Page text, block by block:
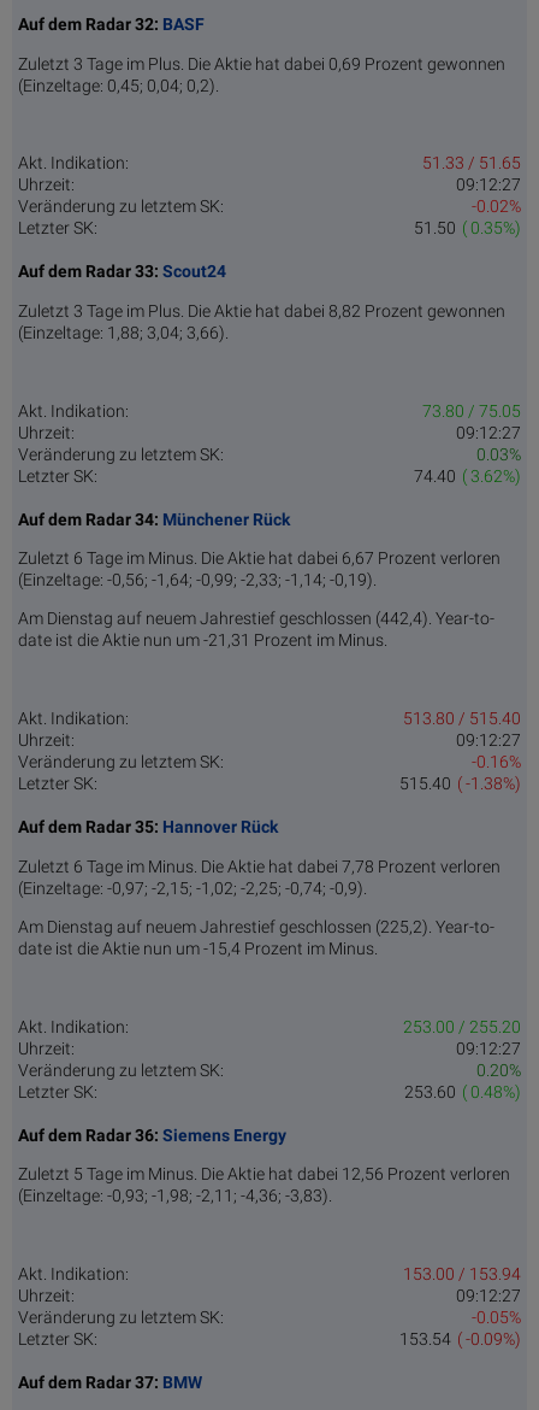
Auf dem Radar 32: BASF
Zuletzt 3 Tage im Plus. Die Aktie hat dabei 0,69 Prozent gewonnen
(Einzeltage: 0,45; 0,04; 0,2).
Akt. Indikation:
51.33 / 51.65
Uhrzeit:
09:12:27
Veränderung zu letztem SK:
-0.02%
Letzter SK:
( 0.35%)
51.50
Auf dem Radar 33: Scout24
Zuletzt 3 Tage im Plus. Die Aktie hat dabei 8,82 Prozent gewonnen
(Einzeltage: 1,88; 3,04; 3,66).
Akt. Indikation:
73.80 / 75.05
Uhrzeit:
09:12:27
Veränderung zu letztem SK:
0.03%
Letzter SK:
( 3.62%)
74.40
Auf dem Radar 34: Münchener Rück
Zuletzt 6 Tage im Minus. Die Aktie hat dabei 6,67 Prozent verloren
(Einzeltage: -0,56; -1,64; -0,99; -2,33; -1,14; -0,19).
Am Dienstag auf neuem Jahrestief geschlossen (442,4). Year-to-
date ist die Aktie nun um -21,31 Prozent im Minus.
Akt. Indikation:
513.80 / 515.40
Uhrzeit:
09:12:27
Veränderung zu letztem SK:
-0.16%
Letzter SK:
( -1.38%)
515.40
Auf dem Radar 35: Hannover Rück
Zuletzt 6 Tage im Minus. Die Aktie hat dabei 7,78 Prozent verloren
(Einzeltage: -0,97; -2,15; -1,02; -2,25; -0,74; -0,9).
Am Dienstag auf neuem Jahrestief geschlossen (225,2). Year-to-
date ist die Aktie nun um -15,4 Prozent im Minus.
Akt. Indikation:
253.00 / 255.20
Uhrzeit:
09:12:27
Veränderung zu letztem SK:
0.20%
Letzter SK:
( 0.48%)
253.60
Auf dem Radar 36: Siemens Energy
Zuletzt 5 Tage im Minus. Die Aktie hat dabei 12,56 Prozent verloren
(Einzeltage: -0,93; -1,98; -2,11; -4,36; -3,83).
Akt. Indikation:
153.00 / 153.94
Uhrzeit:
09:12:27
Veränderung zu letztem SK:
-0.05%
Letzter SK:
( -0.09%)
153.54
Auf dem Radar 37: BMW